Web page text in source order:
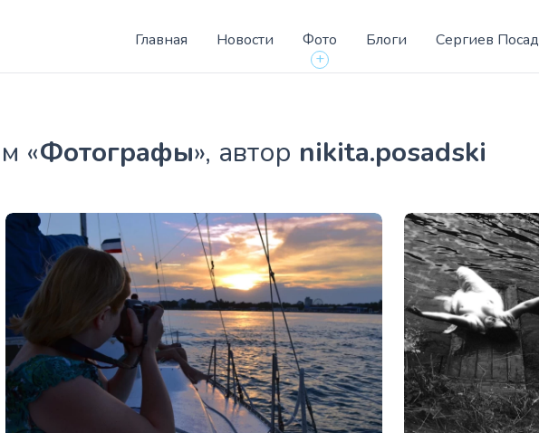
Главная Новости
Фото
+
Блоги Сергиев Посад
«Фотографы», автор nikita.posadski